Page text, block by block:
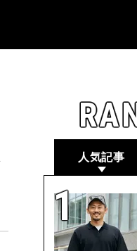
人気記事